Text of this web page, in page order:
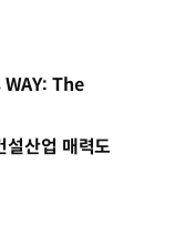
WAY: The
산업 매력도